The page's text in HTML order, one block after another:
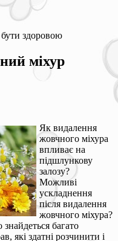
здоровою
міхур
Як видалення
жовчного міхура
впливає на
підшлункову
залозу?
Можливі
ускладнення
після видалення
жовчного міхура?
багато
які здатні розчинити і